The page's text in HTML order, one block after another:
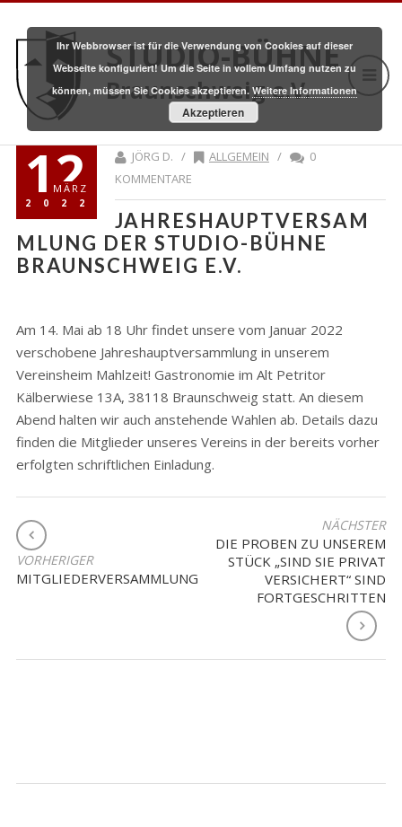
STUDIO-BÜHNE
Braunschweig e.V.
12
MÄRZ
2022
JÖRG D. / ALLGEMEIN /
0
KOMMENTARE
JAHRESHAUPTVERSAM
MLUNG DER STUDIO-BÜHNE
BRAUNSCHWEIG E.V.
Am 14. Mai ab 18 Uhr findet unsere vom Januar 2022
verschobene Jahreshauptversammlung in unserem
Vereinsheim Mahlzeit! Gastronomie im Alt Petritor
Kälberwiese 13A, 38118 Braunschweig statt. An diesem
Abend halten wir auch anstehende Wahlen ab. Details dazu
finden die Mitglieder unseres Vereins in der bereits vorher
erfolgten schriftlichen Einladung.
BEITRAGSNAVIGATION
VORHERIGER
MITGLIEDERVERSAMMLUNG
NÄCHSTER
DIE PROBEN ZU UNSEREM
STÜCK „SIND SIE PRIVAT
VERSICHERT“ SIND
FORTGESCHRITTEN
Ihr Webbrowser ist für die Verwendung von Cookies auf dieser
Webseite konfiguriert! Um die Seite in vollem Umfang nutzen zu
können, müssen Sie Cookies akzeptieren. Weitere Informationen
Akzeptieren